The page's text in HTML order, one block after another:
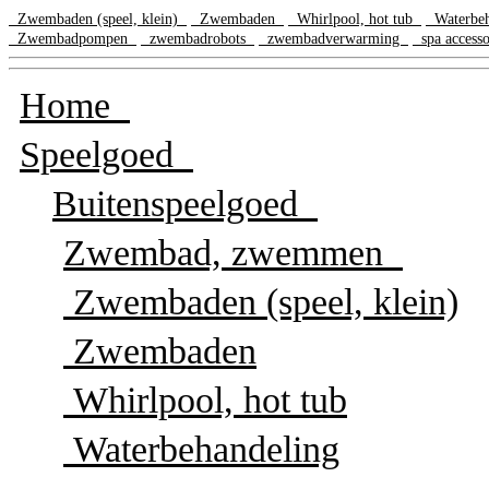
Zwembaden (speel, klein) Zwembaden Whirlpool, hot tub
Zwembadpompen
zwembadrobots zwembadverwarming spa
Home
Speelgoed
Buitenspeelgoed
Zwembad, zwemmen
Zwembaden (speel, klein)
Zwembaden
Whirlpool, hot tub
Waterbehandeling